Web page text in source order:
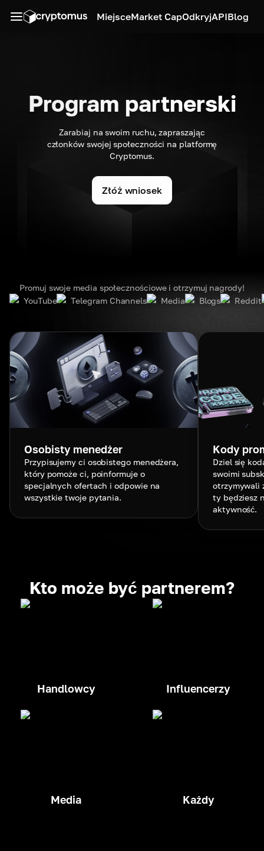
MiejsceMarket CapOdkryjAPIBlog
Program partnerski
Zarabiaj na swoim ruchu, zapraszając
członków swojej społeczności na platformę
Cryptomus.
Złóż wniosek
Promuj swoje media społecznościowe i otrzymuj nagrody!
YouTube
Telegram Channels Media Blogs Reddit
Osobisty menedżer
Przypisujemy ci osobistego menedżera,
który pomoże ci, poinformuje o
specjalnych ofertach i odpowie na
wszystkie twoje pytania.
Kody
Dziel się
swoimi
otrzymywali
ty będziesz
aktywność.
Kto może być partnerem?
Handlowcy Influencerzy
Media Każdy